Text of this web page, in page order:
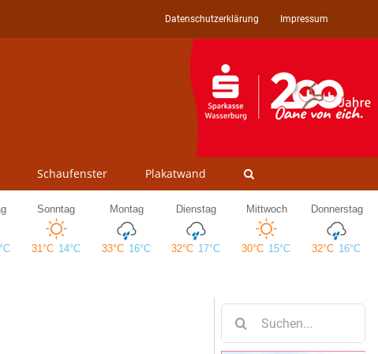
Datenschutzerklärung Impressum
Schaufenster Plakatwand
nach: